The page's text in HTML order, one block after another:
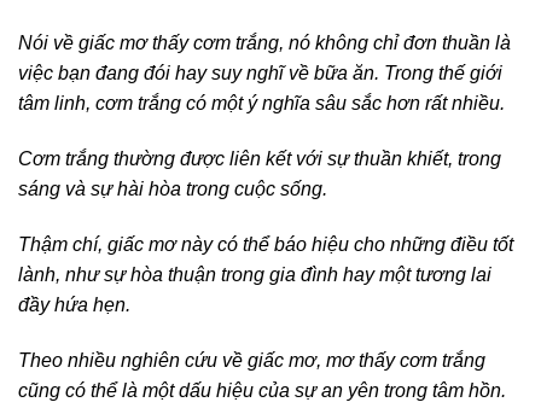
Nói về giấc mơ thấy cơm trắng, nó không chỉ đơn thuần là
việc bạn đang đói hay suy nghĩ về bữa ăn. Trong thế giới
tâm linh, cơm trắng có một ý nghĩa sâu sắc hơn rất nhiều.
Cơm trắng thường được liên kết với sự thuần khiết, trong
sáng và sự hài hòa trong cuộc sống.
Thậm chí, giấc mơ này có thể báo hiệu cho những điều tốt
lành, như sự hòa thuận trong gia đình hay một tương lai
đầy hứa hẹn.
Theo nhiều nghiên cứu về giấc mơ, mơ thấy cơm trắng
cũng có thể là một dấu hiệu của sự an yên trong tâm hồn.